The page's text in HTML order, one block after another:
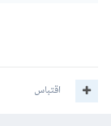
اقتباس